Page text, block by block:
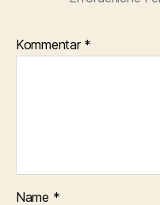
Kommentar *
Name *